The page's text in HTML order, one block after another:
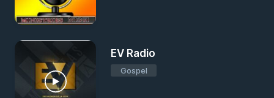
EV Radio
Gospel